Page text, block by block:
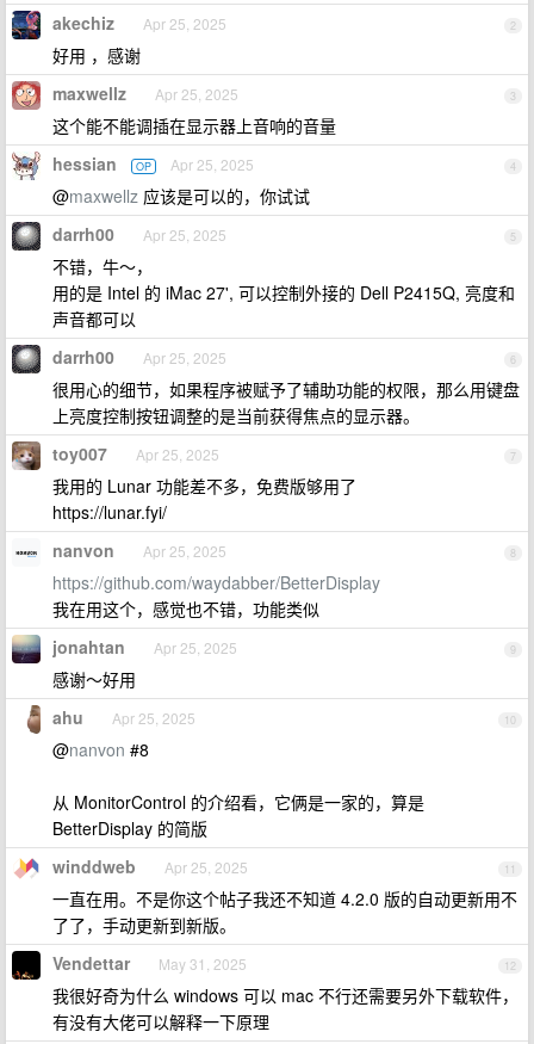
2
akechiz Apr 25, 2025
好用 ，感谢
3
maxwellz Apr 25, 2025
这个能不能调插在显示器上音响的音量
4
hessian OP Apr 25, 2025
@maxwellz 应该是可以的，你试试
5
darrh00 Apr 25, 2025
不错，牛～，
用的是 Intel 的 iMac 27', 可以控制外接的 Dell P2415Q, 亮度和
声音都可以
6
darrh00 Apr 25, 2025
很用心的细节，如果程序被赋予了辅助功能的权限，那么用键盘
上亮度控制按钮调整的是当前获得焦点的显示器。
7
toy007 Apr 25, 2025
我用的 Lunar 功能差不多，免费版够用了
https://lunar.fyi/
8
nanvon Apr 25, 2025
https://github.com/waydabber/BetterDisplay
我在用这个，感觉也不错，功能类似
9
jonahtan Apr 25, 2025
感谢～好用
10
ahu Apr 25, 2025
@nanvon #8
从 MonitorControl 的介绍看，它俩是一家的，算是
BetterDisplay 的简版
11
winddweb Apr 25, 2025
一直在用。不是你这个帖子我还不知道 4.2.0 版的自动更新用不
了了，手动更新到新版。
12
Vendettar May 31, 2025
我很好奇为什么 windows 可以 mac 不行还需要另外下载软件，
有没有大佬可以解释一下原理